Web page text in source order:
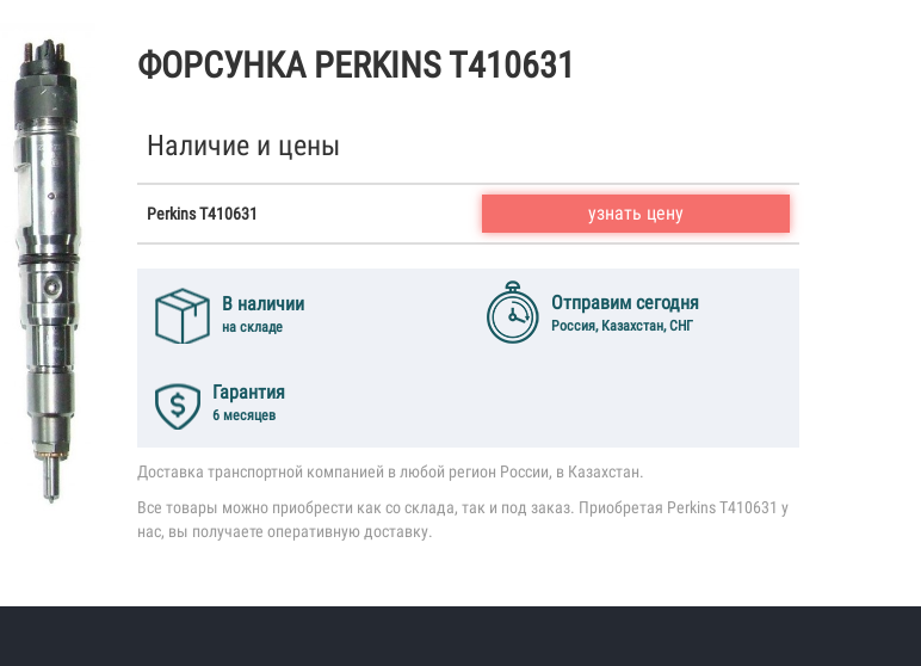
ФОРСУНКА PERKINS T410631
Наличие и цены
Perkins T410631 узнать цену
В наличии
на складе
Отправим сегодня
Россия, Казахстан, СНГ
Гарантия
6 месяцев
Доставка транспортной компанией в любой регион России, в Казахстан.
Все товары можно приобрести как со склада, так и под заказ. Приобретая Perkins T410631 у
нас, вы получаете оперативную доставку.